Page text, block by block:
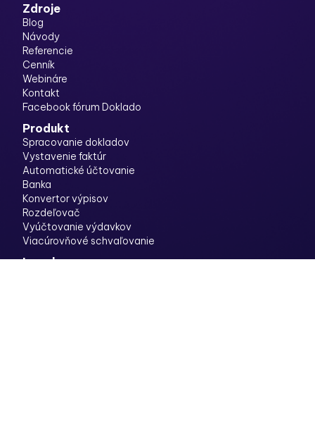
Zdroje
Blog
Návody
Referencie
Cenník
Webináre
Kontakt
Facebook fórum Doklado
Produkt
Spracovanie dokladov
Vystavenie faktúr
Automatické účtovanie
Banka
Konvertor výpisov
Rozdeľovač
Vyúčtovanie výdavkov
Viacúrovňové schvaľovanie
Legal